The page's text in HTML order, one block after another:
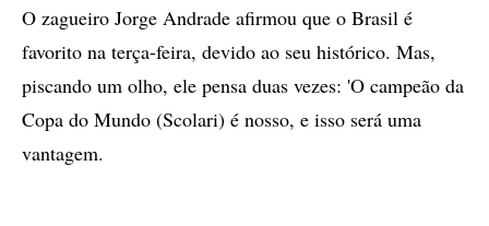
O zagueiro Jorge Andrade afirmou que o Brasil é
favorito na terça-feira, devido ao seu histórico. Mas,
piscando um olho, ele pensa duas vezes: 'O campeão da
Copa do Mundo (Scolari) é nosso, e isso será uma
vantagem.